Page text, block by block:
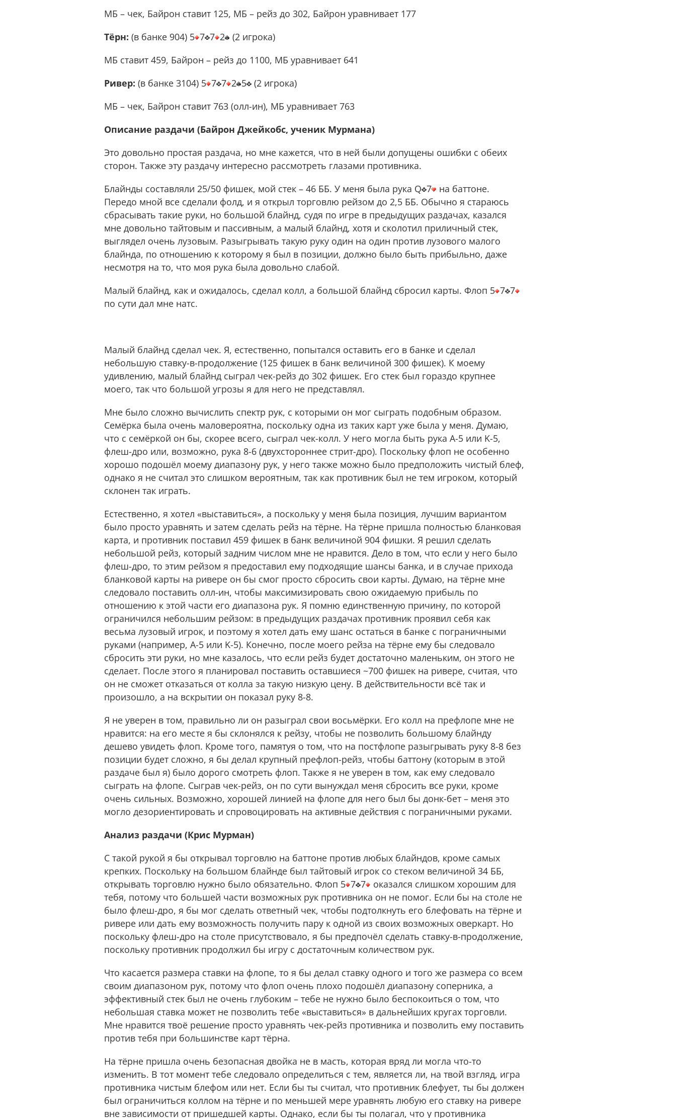
МБ – чек, Байрон ставит 125, МБ – рейз до 302, Байрон уравнивает 177
Тёрн: (в банке 904) 5 7 7 2
(2 игрока)
МБ ставит 459, Байрон – рейз до 1100, МБ уравнивает 641
Ривер: (в банке 3104) 5 7 7 2 5
(2 игрока)
МБ – чек, Байрон ставит 763 (олл-ин), МБ уравнивает 763
Описание раздачи (Байрон Джейкобс, ученик Мурмана)
Это довольно простая раздача, но мне кажется, что в ней были допущены ошибки с обеих
сторон. Также эту раздачу интересно рассмотреть глазами противника.
Блайнды составляли 25/50 фишек, мой стек – 46 ББ. У меня была рука Q 7
на баттоне.
Передо мной все сделали фолд, и я открыл торговлю рейзом до 2,5 ББ. Обычно я стараюсь
сбрасывать такие руки, но большой блайнд, судя по игре в предыдущих раздачах, казался
мне довольно тайтовым и пассивным, а малый блайнд, хотя и сколотил приличный стек,
выглядел очень лузовым. Разыгрывать такую руку один на один против лузового малого
блайнда, по отношению к которому я был в позиции, должно было быть прибыльно, даже
несмотря на то, что моя рука была довольно слабой.
Малый блайнд, как и ожидалось, сделал колл, а большой блайнд сбросил карты. Флоп 5 7 7
по сути дал мне натс.
Малый блайнд сделал чек. Я, естественно, попытался оставить его в банке и сделал
небольшую ставку-в-продолжение (125 фишек в банк величиной 300 фишек). К моему
удивлению, малый блайнд сыграл чек-рейз до 302 фишек. Его стек был гораздо крупнее
моего, так что большой угрозы я для него не представлял.
Мне было сложно вычислить спектр рук, с которыми он мог сыграть подобным образом.
Семёрка была очень маловероятна, поскольку одна из таких карт уже была у меня. Думаю,
что с семёркой он бы, скорее всего, сыграл чек-колл. У него могла быть рука A-5 или K-5,
флеш-дро или, возможно, рука 8-6 (двухстороннее стрит-дро). Поскольку флоп не особенно
хорошо подошёл моему диапазону рук, у него также можно было предположить чистый блеф,
однако я не считал это слишком вероятным, так как противник был не тем игроком, который
склонен так играть.
Естественно, я хотел «выставиться», а поскольку у меня была позиция, лучшим вариантом
было просто уравнять и затем сделать рейз на тёрне. На тёрне пришла полностью бланковая
карта, и противник поставил 459 фишек в банк величиной 904 фишки. Я решил сделать
небольшой рейз, который задним числом мне не нравится. Дело в том, что если у него было
флеш-дро, то этим рейзом я предоставил ему подходящие шансы банка, и в случае прихода
бланковой карты на ривере он бы смог просто сбросить свои карты. Думаю, на тёрне мне
следовало поставить олл-ин, чтобы максимизировать свою ожидаемую прибыль по
отношению к этой части его диапазона рук. Я помню единственную причину, по которой
ограничился небольшим рейзом: в предыдущих раздачах противник проявил себя как
весьма лузовый игрок, и поэтому я хотел дать ему шанс остаться в банке с пограничными
руками (например, A-5 или K-5). Конечно, после моего рейза на тёрне ему бы следовало
сбросить эти руки, но мне казалось, что если рейз будет достаточно маленьким, он этого не
сделает. После этого я планировал поставить оставшиеся ~700 фишек на ривере, считая, что
он не сможет отказаться от колла за такую низкую цену. В действительности всё так и
произошло, а на вскрытии он показал руку 8-8.
Я не уверен в том, правильно ли он разыграл свои восьмёрки. Его колл на префлопе мне не
нравится: на его месте я бы склонялся к рейзу, чтобы не позволить большому блайнду
дешево увидеть флоп. Кроме того, памятуя о том, что на постфлопе разыгрывать руку 8-8 без
позиции будет сложно, я бы делал крупный префлоп-рейз, чтобы баттону (которым в этой
раздаче был я) было дорого смотреть флоп. Также я не уверен в том, как ему следовало
сыграть на флопе. Сыграв чек-рейз, он по сути вынуждал меня сбросить все руки, кроме
очень сильных. Возможно, хорошей линией на флопе для него был бы донк-бет – меня это
могло дезориентировать и спровоцировать на активные действия с пограничными руками.
Анализ раздачи (Крис Мурман)
С такой рукой я бы открывал торговлю на баттоне против любых блайндов, кроме самых
крепких. Поскольку на большом блайнде был тайтовый игрок со стеком величиной 34 ББ,
открывать торговлю нужно было обязательно. Флоп 5 7 7
оказался слишком хорошим для
тебя, потому что большей части возможных рук противника он не помог. Если бы на столе не
было флеш-дро, я бы мог сделать ответный чек, чтобы подтолкнуть его блефовать на тёрне и
ривере или дать ему возможность получить пару к одной из своих возможных оверкарт. Но
поскольку флеш-дро на столе присутствовало, я бы предпочёл сделать ставку-в-продолжение,
поскольку противник продолжил бы игру с достаточным количеством рук.
Что касается размера ставки на флопе, то я бы делал ставку одного и того же размера со всем
своим диапазоном рук, потому что флоп очень плохо подошёл диапазону соперника, а
эффективный стек был не очень глубоким – тебе не нужно было беспокоиться о том, что
небольшая ставка может не позволить тебе «выставиться» в дальнейших кругах торговли.
Мне нравится твоё решение просто уравнять чек-рейз противника и позволить ему поставить
против тебя при большинстве карт тёрна.
На тёрне пришла очень безопасная двойка не в масть, которая вряд ли могла что-то
изменить. В тот момент тебе следовало определиться с тем, является ли, на твой взгляд, игра
противника чистым блефом или нет. Если бы ты считал, что противник блефует, ты бы должен
был ограничиться коллом на тёрне и по меньшей мере уравнять любую его ставку на ривере
вне зависимости от пришедшей карты. Однако, если бы ты полагал, что у противника